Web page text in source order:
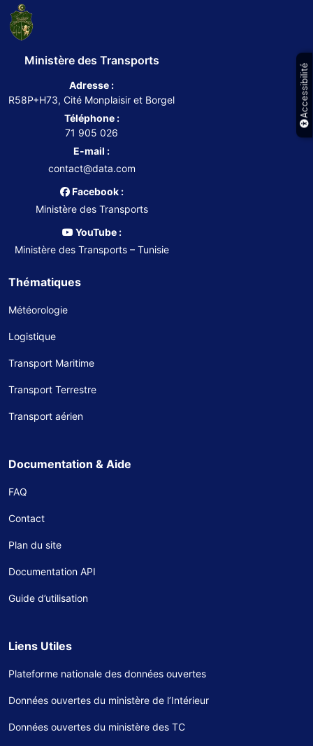
Accessibilité
Ministère des Transports
Adresse :
R58P+H73, Cité Monplaisir et Borgel
Téléphone :
71 905 026
E-mail :
contact@data.com
Facebook :
Ministère des Transports
YouTube :
Ministère des Transports – Tunisie
Thématiques
Météorologie
Logistique
Transport Maritime
Transport Terrestre
Transport aérien
Documentation & Aide
FAQ
Contact
Plan du site
Documentation API
Guide d’utilisation
Liens Utiles
Plateforme nationale des données ouvertes
Données ouvertes du ministère de l’Intérieur
Données ouvertes du ministère des TC